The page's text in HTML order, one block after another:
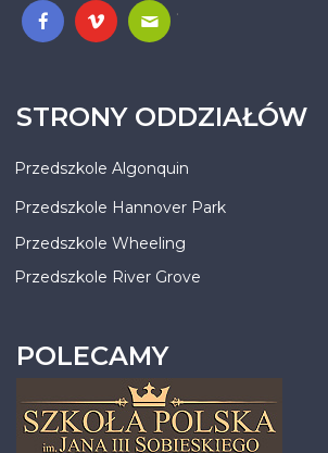
.
STRONY ODDZIAŁÓW
Przedszkole Algonquin
Przedszkole Hannover Park
Przedszkole Wheeling
Przedszkole River Grove
POLECAMY